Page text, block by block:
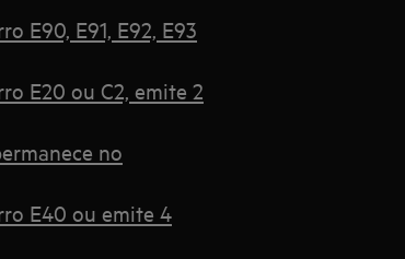
E90, E91, E92, E93
E20 ou C2, emite 2
no
E40 ou emite 4